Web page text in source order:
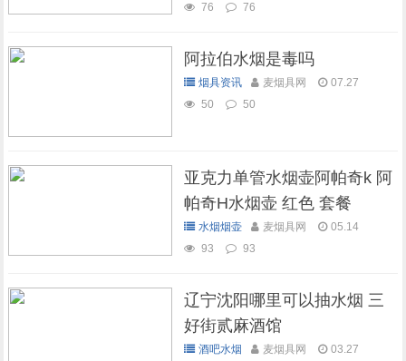
76
76
阿拉伯水烟是毒吗
烟具资讯 麦烟具网
07.27
50
50
亚克力单管水烟壶阿帕奇k 阿
帕奇H水烟壶 红色 套餐
水烟烟壶 麦烟具网
05.14
93
93
辽宁沈阳哪里可以抽水烟 三
好街贰麻酒馆
酒吧水烟 麦烟具网
03.27